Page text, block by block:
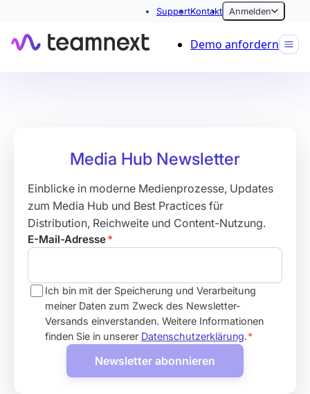
SupportKontakt Anmelden
Demo anfordern
Media Hub Newsletter
Einblicke in moderne Medienprozesse, Updates
zum Media Hub und Best Practices für
Distribution, Reichweite und Content-Nutzung.
E-Mail-Adresse*
Ich bin mit der Speicherung und Verarbeitung
meiner Daten zum Zweck des Newsletter-
Versands einverstanden. Weitere Informationen
finden Sie in unserer Datenschutzerklärung.*
Newsletter abonnieren